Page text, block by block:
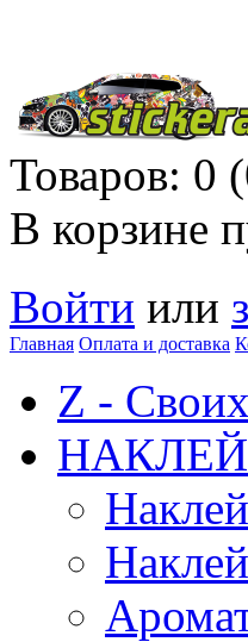
Товаров: 0
В корзине
Войти или
Главная Оплата и доставка
Z -